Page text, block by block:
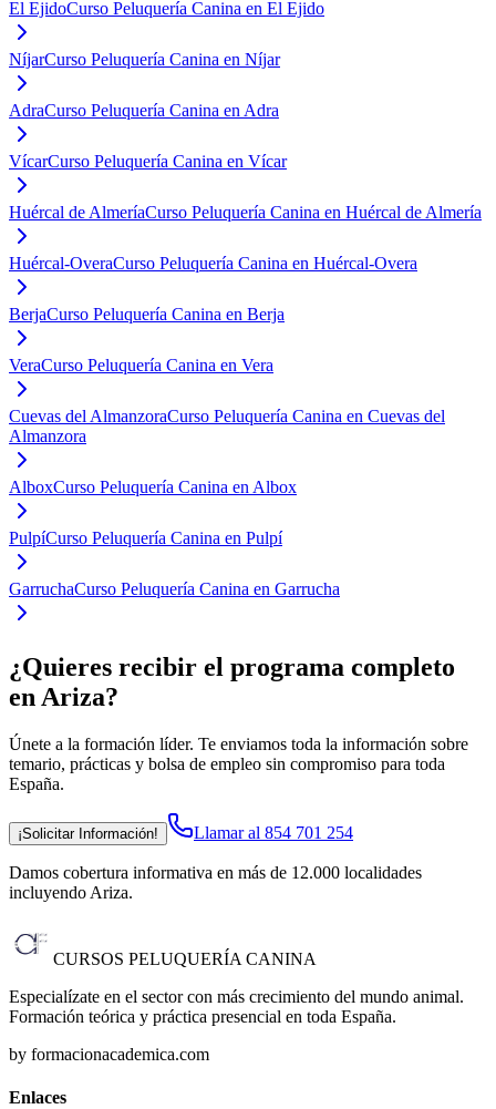
El EjidoCurso Peluquería Canina en El Ejido
NíjarCurso Peluquería Canina en Níjar
AdraCurso Peluquería Canina en Adra
VícarCurso Peluquería Canina en Vícar
Huércal de AlmeríaCurso Peluquería Canina en Huércal de Almería
Huércal-OveraCurso Peluquería Canina en Huércal-Overa
BerjaCurso Peluquería Canina en Berja
VeraCurso Peluquería Canina en Vera
Cuevas del AlmanzoraCurso Peluquería Canina en Cuevas del
Almanzora
AlboxCurso Peluquería Canina en Albox
PulpíCurso Peluquería Canina en Pulpí
GarruchaCurso Peluquería Canina en Garrucha
¿Quieres recibir el programa completo
en Ariza?
Únete a la formación líder. Te enviamos toda la información sobre
temario, prácticas y bolsa de empleo sin compromiso para toda
España.
¡Solicitar Información! Llamar al 854 701 254
Damos cobertura informativa en más de 12.000 localidades
incluyendo Ariza.
CURSOS PELUQUERÍA CANINA
Especialízate en el sector con más crecimiento del mundo animal.
Formación teórica y práctica presencial en toda España.
by formacionacademica.com
Enlaces